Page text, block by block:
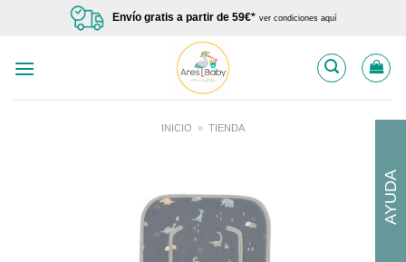
Envío gratis a partir de 59€* ver condiciones aquí
INICIO » TIENDA
AYUDA